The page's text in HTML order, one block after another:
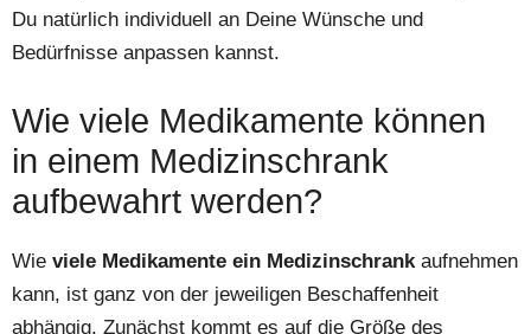
Du natürlich individuell an Deine Wünsche und
Bedürfnisse anpassen kannst.
Wie viele Medikamente können
in einem Medizinschrank
aufbewahrt werden?
Wie viele Medikamente ein Medizinschrank aufnehmen
kann, ist ganz von der jeweiligen Beschaffenheit
abhängig. Zunächst kommt es auf die Größe des